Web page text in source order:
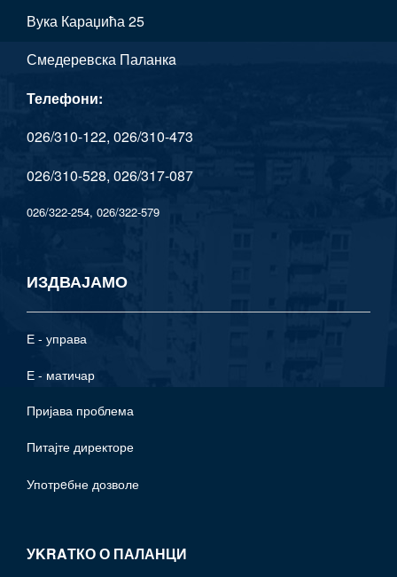
Вука Караџића 25
Смедеревска Паланкa
Телефони:
026/310-122, 026/310-473
026/310-528, 026/317-087
026/322-254, 026/322-579
ИЗДВАЈАМО
Е - управа
Е - матичар
Пријава проблема
Питајте директоре
Употрeбне дозволе
УKRAТКО О ПАЛАНЦИ